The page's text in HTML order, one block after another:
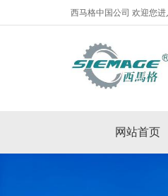
西马格中国公司 欢迎您
网站首页